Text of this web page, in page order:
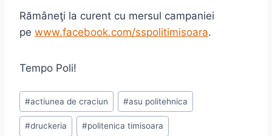
Rămâneţi la curent cu mersul campaniei
pe www.facebook.com/sspolitimisoara.
Tempo Poli!
Post
Tags:
#actiunea de craciun #asu politehnica
#druckeria #politenica timisoara